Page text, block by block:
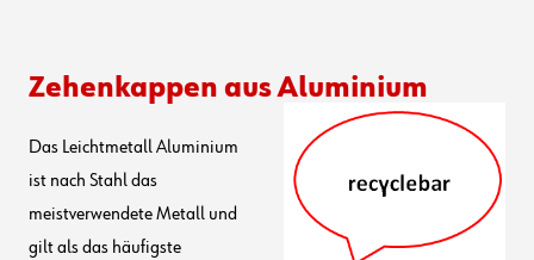
Zehenkappen aus Aluminium
Das Leichtmetall Aluminium
ist nach Stahl das
meistverwendete Metall und
gilt als das häufigste